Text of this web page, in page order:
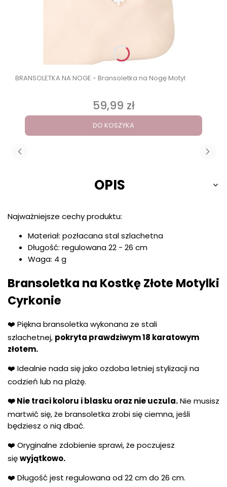
BRANSOLETKA NA NOGE - Bransoletka na Nogę Motyl
Cena
59,99 zł
DO KOSZYKA
OPIS
Najważniejsze cechy produktu:
Materiał: pozłacana stal szlachetna
Długość: regulowana 22 - 26 cm
Waga: 4 g
Bransoletka na Kostkę Złote Motylki
Cyrkonie
❤️ Piękna bransoletka wykonana ze stali
szlachetnej, pokryta prawdziwym 18 karatowym
złotem.
❤️ Idealnie nada się jako ozdoba letniej stylizacji na
codzień lub na plażę.
❤️ Nie traci koloru i blasku oraz nie uczula.Nie musisz
martwić się, że bransoletka zrobi się ciemna, jeśli
będziesz o nią dbać.
❤️ Oryginalne zdobienie sprawi, że poczujesz
sięwyjątkowo.
❤️ Długość jest regulowana od 22 cm do 26 cm.